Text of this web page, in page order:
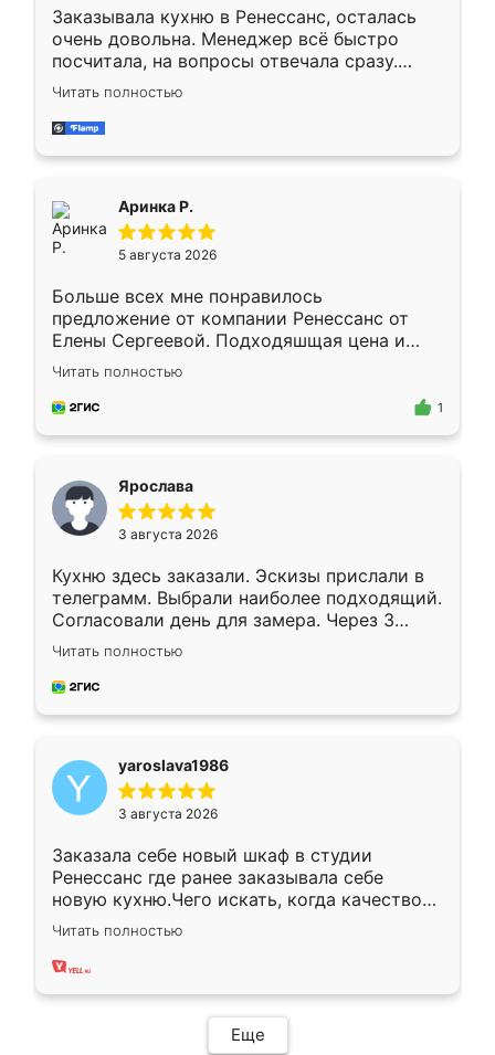
Заказывала кухню в Ренессанс, осталась
очень довольна. Менеджер всё быстро
посчитала, на вопросы отвечала сразу.
Замерщик приехал в субботу, подошёл к
делу со всей ответственностью. Собрали
за день, ребята работали аккуратно, даже
Читать полностью
Аринка Р.
5 августа 2026
Больше всех мне понравилось
предложение от компании Ренессанс от
Елены Сергеевой. Подходяшщая цена и
короткие сроки изготовления. Приехавший
для замера сотрудник Владислав
предложил по моему эскизу самый
Читать полностью
1
Ярослава
3 августа 2026
Кухню здесь заказали. Эскизы прислали в
телеграмм. Выбрали наиболее подходящий.
Согласовали день для замера. Через 3
недели кухня была уже готова. Остались
довольны работой. Спасибо Ренессанс
мебель за качественную работу!
Читать полностью
yaroslava1986
3 августа 2026
Заказала себе новый шкаф в студии
Ренессанс где ранее заказывала себе
новую кухню.Чего искать, когда качеством
вполне довольна. Служит кухня уже почти
два года, нареканий нет.
Читать полностью
Еще